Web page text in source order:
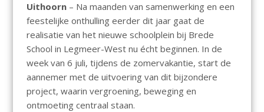
e
b
o
o
k
at
s
A
p
p
ai
l
Uithoorn– Na maanden van samenwerking en een
feestelijke onthulling eerder dit jaar gaat de
realisatie van het nieuwe schoolplein bij Brede
School in Legmeer-West nu écht beginnen. In de
week van 6 juli, tijdens de zomervakantie, start de
aannemer met de uitvoering van dit bijzondere
project, waarin vergroening, beweging en
ontmoeting centraal staan.